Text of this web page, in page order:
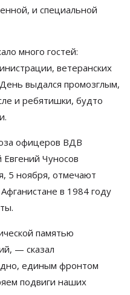
и специальной
много гостей:
ветеранских
выдался промозглым,
и ребятишки, будто
офицеров ВДВ
Чуносов
5 ноября, отмечают
Афганистане в 1984 году
памятью
— сказал
единым фронтом
подвиги наших